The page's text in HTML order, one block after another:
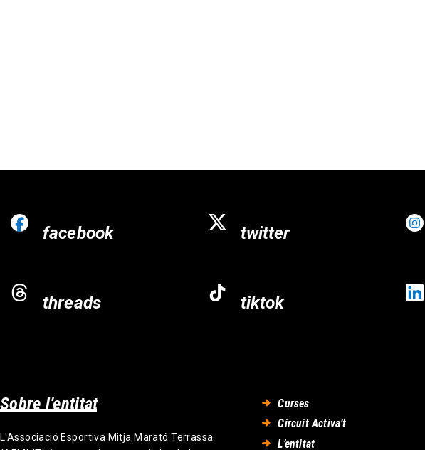
facebook twitter
threads tiktok
Sobre l’entitat
L'Associació Esportiva Mitja Marató Terrassa
Curses
Circuit Activa’t
L’entitat